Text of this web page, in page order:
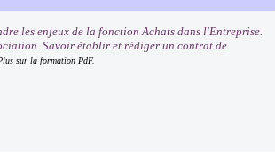
les enjeux de la fonction Achats dans l'Entreprise.
Savoir établir et rédiger un contrat de
sur la formation PdF.